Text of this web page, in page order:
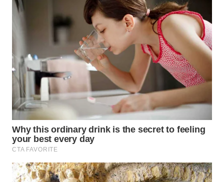
MAJALENGKA
SUBANG
WN
SUKABUMI
WN
PURWAKARTA
PRIANGAN
TIMUR